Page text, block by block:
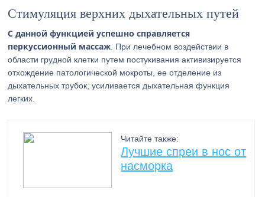
Стимуляция верхних дыхательных путей
С данной функцией успешно справляется
перкуссионный массаж . При лечебном воздействии в
области грудной клетки путем постукивания активизируется
отхождение патологической мокроты, ее отделение из
дыхательных трубок, усиливается дыхательная функция
легких.
Читайте также:
Лучшие спреи в нос от
насморка